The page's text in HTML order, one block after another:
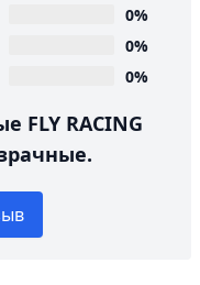
0%
0%
0%
FLY RACING